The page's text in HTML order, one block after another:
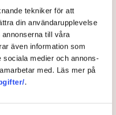
tekniker för att
din användarupplevelse
till våra
även information som
medier och annons-
med. Läs mer på
.
på
– och det